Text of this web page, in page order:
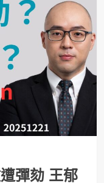
彈劾 王郁